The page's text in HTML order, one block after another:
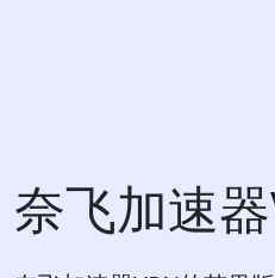
奈飞加速